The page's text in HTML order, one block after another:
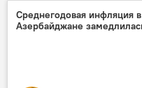
Арбузы
СНГ
Среднегодовая инфляция в
Азербайджане